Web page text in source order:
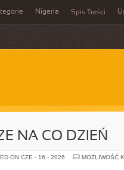
Nigeria Spis Treści
NA CO DZIEŃ
ON CZE - 16 - 2026
MOŻLIWOŚĆ